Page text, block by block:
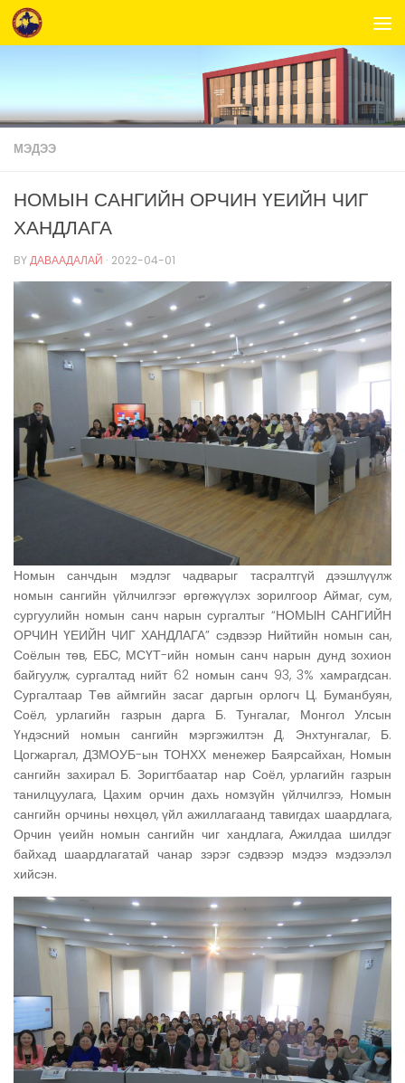
Skip to content
МЭДЭЭ
НОМЫН САНГИЙН ОРЧИН ҮЕИЙН ЧИГ
ХАНДЛАГА
BYДАВААДАЛАЙ · 2022-04-01
Номын санчдын мэдлэг чадварыг тасралтгүй дээшлүүлж
номын сангийн үйлчилгээг өргөжүүлэх зорилгоор Аймаг, сум,
сургуулийн номын санч нарын сургалтыг “НОМЫН САНГИЙН
ОРЧИН ҮЕИЙН ЧИГ ХАНДЛАГА” сэдвээр Нийтийн номын сан,
Соёлын төв, ЕБС, МСҮТ-ийн номын санч нарын дунд зохион
байгуулж, сургалтад нийт 62 номын санч 93, 3% хамрагдсан.
Сургалтаар Төв аймгийн засаг даргын орлогч Ц. Буманбуян,
Соёл, урлагийн газрын дарга Б. Тунгалаг, Монгол Улсын
Үндэсний номын сангийн мэргэжилтэн Д. Энхтунгалаг, Б.
Цогжаргал, ДЗМОУБ-ын ТОНХХ менежер Баярсайхан, Номын
сангийн захирал Б. Зоригтбаатар нар Соёл, урлагийн газрын
танилцуулага, Цахим орчин дахь номзүйн үйлчилгээ, Номын
сангийн орчины нөхцөл, үйл ажиллагаанд тавигдах шаардлага,
Орчин үеийн номын сангийн чиг хандлага, Ажилдаа шилдэг
байхад шаардлагатай чанар зэрэг сэдвээр мэдээ мэдээлэл
хийсэн.